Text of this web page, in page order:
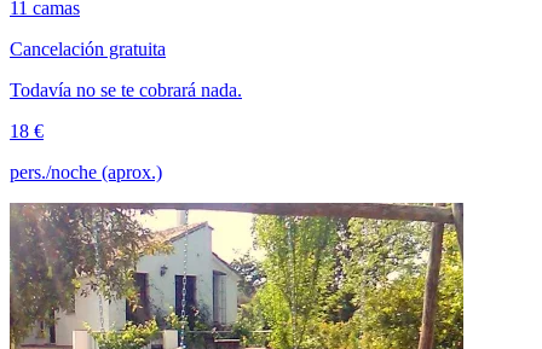
11 camas
Cancelación gratuita
Todavía no se te cobrará nada.
18 €
pers./noche (aprox.)